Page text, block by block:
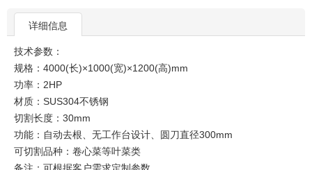
详细信息
技术参数：
规格：4000(长)×1000(宽)×1200(高)mm
功率：2HP
材质：SUS304不锈钢
切割长度：30mm
功能：自动去根、无工作台设计、圆刀直径300mm
可切割品种：卷心菜等叶菜类